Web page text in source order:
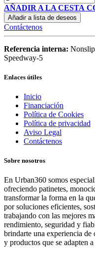
AÑADIR A LA CESTA
Añadir a lista de deseos
Contáctenos
Referencia interna:
Speedway-5
Enlaces útiles
Inicio
Financiación
Política de Cookies
Política de privacidad
Aviso Legal
Contáctenos
Sobre nosotros
En Urban360 somos
ofreciendo patinetes,
transformar la forma en la
por soluciones eficientes,
trabajando con las mejores
rendimiento, seguridad y
brindarte una experiencia de
y productos que se adapten